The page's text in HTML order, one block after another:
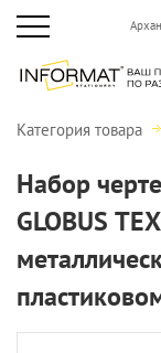
Категория товара
Набор
GLOBUS